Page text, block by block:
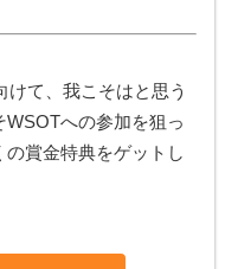
て、我こそはと思う
WSOTへの参加を狙っ
賞金特典をゲットし